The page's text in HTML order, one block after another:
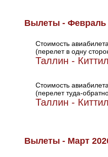
Вылеты - Февраль
Стоимость
(перелет в одну
Таллин -
Стоимость
(перелет туда-
Таллин -
Вылеты - Март